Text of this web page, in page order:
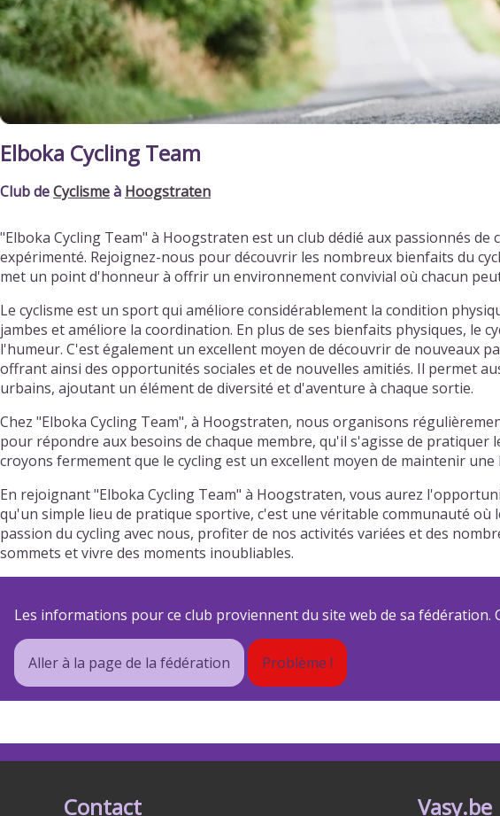
Elboka Cycling Team
Club deCyclismeà Hoogstraten
"Elboka Cycling Team" à Hoogstraten est un club dédié aux passionnés
expérimenté. Rejoignez-nous pour découvrir les nombreux bienfaits du
met un point d'honneur à offrir un environnement convivial où chacun
Le cyclisme est un sport qui améliore considérablement la condition
jambes et améliore la coordination. En plus de ses bienfaits physiques, le
l'humeur. C'est également un excellent moyen de découvrir de nouveaux
offrant ainsi des opportunités sociales et de nouvelles amitiés. Il permet
urbains, ajoutant un élément de diversité et d'aventure à chaque sortie.
Chez "Elboka Cycling Team", à Hoogstraten, nous organisons
pour répondre aux besoins de chaque membre, qu'il s'agisse de
croyons fermement que le cycling est un excellent moyen de maintenir
En rejoignant "Elboka Cycling Team" à Hoogstraten, vous aurez
qu'un simple lieu de pratique sportive, c'est une véritable communauté
passion du cycling avec nous, profiter de nos activités variées et des
sommets et vivre des moments inoubliables.
Les informations pour ce club proviennent du site web de sa fédération.
Aller à la page de la fédération Problème !
Contact Vasy.be